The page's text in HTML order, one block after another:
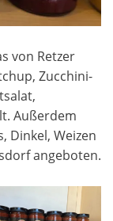
von Retzer
Zucchini-
Außerdem
Dinkel, Weizen
angeboten.